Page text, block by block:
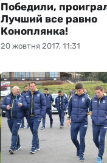
20 жовтня 2017, 11:31
Победили,
Лучший все равно
Коноплянка!